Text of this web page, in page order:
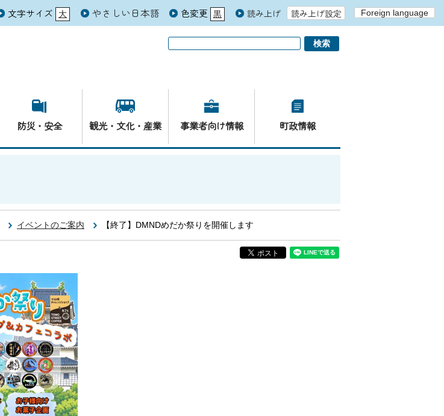
文字サイズ 大
元 やさしい日本語 色変更 黒
青
白 読み上げ 読み上げ設定 Foreign language
防災・安全 観光・文化・産業 事業者向け情報 町政情報
イベントのご案内 【終了】DMNDめだか祭りを開催します